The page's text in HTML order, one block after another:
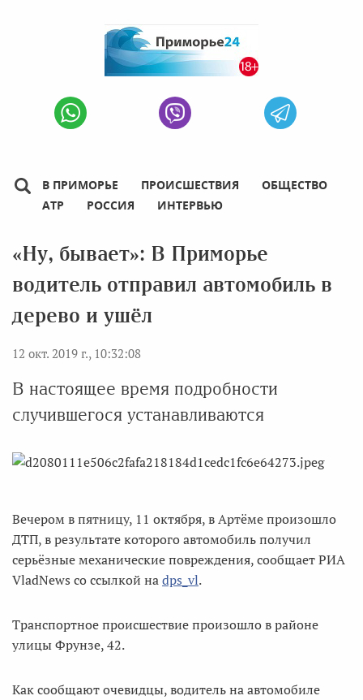
В ПРИМОРЬЕ ПРОИСШЕСТВИЯ
ОБЩЕСТВО
АТР
РОССИЯ ИНТЕРВЬЮ
«Ну, бывает»: В Приморье
водитель отправил автомобиль в
дерево и ушёл
12 окт. 2019 г., 10:32:08
В настоящее время подробности
случившегося устанавливаются
Вечером в пятницу, 11 октября, в Артёме произошло
ДТП, в результате которого автомобиль получил
серьёзные механические повреждения, сообщает РИА
VladNews со ссылкой наdps_vl.
Транспортное происшествие произошло в районе
улицы Фрунзе, 42.
Как сообщают очевидцы, водитель на автомобиле